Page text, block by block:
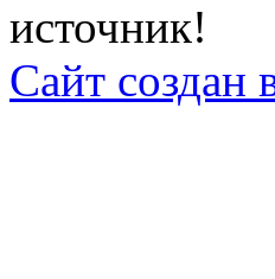
источник!
Сайт создан